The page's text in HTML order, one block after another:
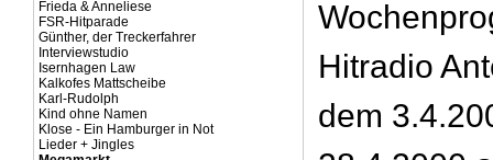
Frieda & Anneliese
FSR-Hitparade
Günther, der Treckerfahrer
Interviewstudio
Isernhagen Law
Kalkofes Mattscheibe
Karl-Rudolph
Kind ohne Namen
Klose - Ein Hamburger in Not
Lieder + Jingles
Hitradio
dem